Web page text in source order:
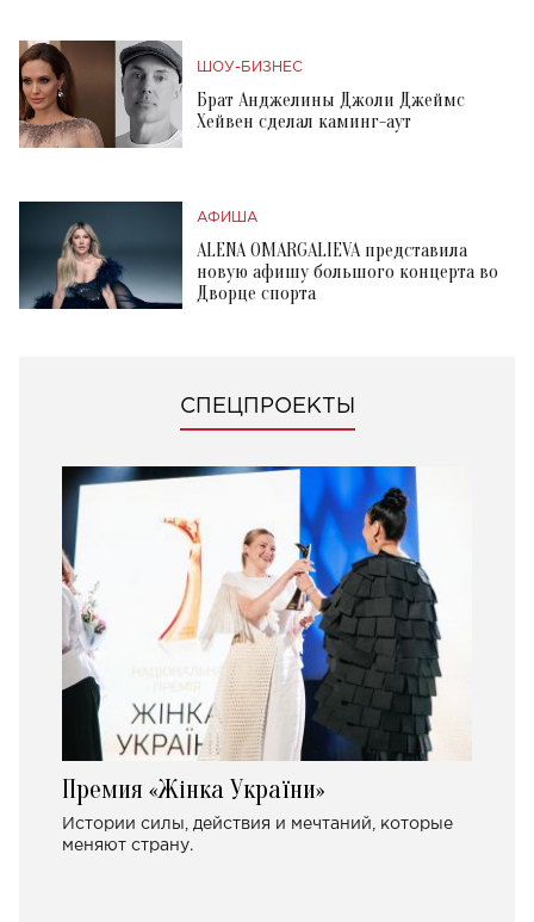
ШОУ-БИЗНЕС
Брат Анджелины Джоли Джеймс
Хейвен сделал каминг-аут
АФИША
ALENA OMARGALIEVA представила
новую афишу большого концерта во
Дворце спорта
СПЕЦПРОЕКТЫ
Премия «Жінка України»
Истории силы, действия и мечтаний, которые
меняют страну.